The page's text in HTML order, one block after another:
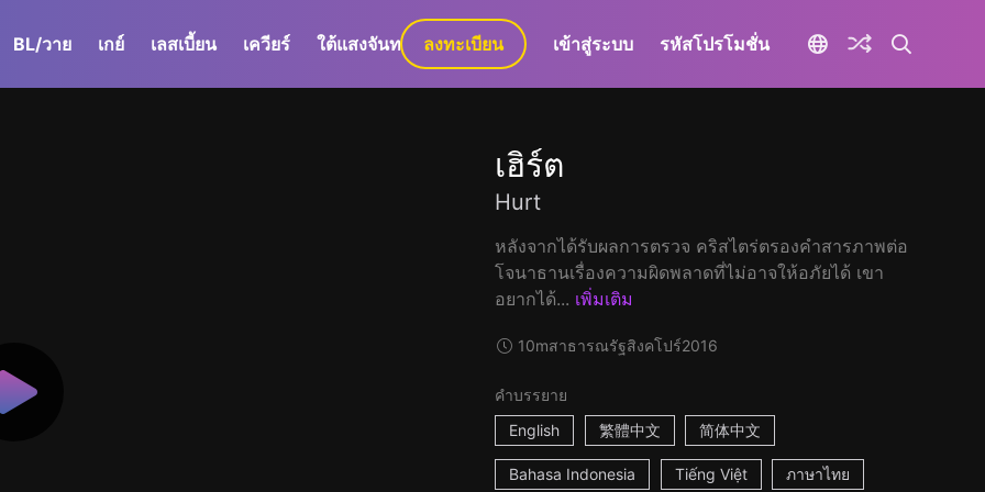
BL/วาย เกย์ เลสเบี้ยน เควียร์ ใต้แสงจันทร์ GaLa+
ลงทะเบียน เข้าสู่ระบบ รหัสโปรโมชั่น
เฮิร์ต
Hurt
หลังจากได้รับผลการตรวจ คริสไตร่ตรองคำสารภาพต่อ
โจนาธานเรื่องความผิดพลาดที่ไม่อาจให้อภัยได้ เขา
อยากได้... เพิ่มเติม
10mสาธารณรัฐสิงคโปร์2016
คำบรรยาย
English
繁體中文 简体中文
Bahasa Indonesia Tiếng Việt ภาษาไทย